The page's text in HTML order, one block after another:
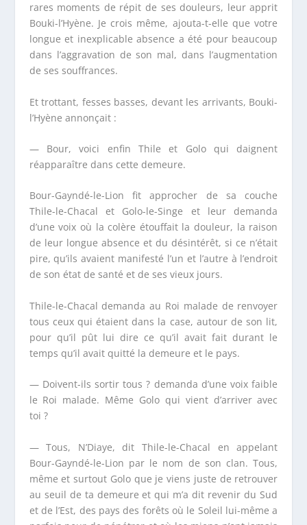
rares moments de répit de ses douleurs, leur apprit
Bouki-l’Hyène. Je crois même, ajouta-t-elle que votre
longue et inexplicable absence a été pour beaucoup
dans l’aggravation de son mal, dans l’augmentation
de ses souffrances.
Et trottant, fesses basses, devant les arrivants, Bouki-
l’Hyène annonçait :
— Bour, voici enfin Thile et Golo qui daignent
réapparaître dans cette demeure.
Bour-Gayndé-le-Lion fit approcher de sa couche
Thile-le-Chacal et Golo-le-Singe et leur demanda
d’une voix où la colère étouffait la douleur, la raison
de leur longue absence et du désintérêt, si ce n’était
pire, qu’ils avaient manifesté l’un et l’autre à l’endroit
de son état de santé et de ses vieux jours.
Thile-le-Chacal demanda au Roi malade de renvoyer
tous ceux qui étaient dans la case, autour de son lit,
pour qu’il pût lui dire ce qu’il avait fait durant le
temps qu’il avait quitté la demeure et le pays.
— Doivent-ils sortir tous ? demanda d’une voix faible
le Roi malade. Même Golo qui vient d’arriver avec
toi ?
— Tous, N’Diaye, dit Thile-le-Chacal en appelant
Bour-Gayndé-le-Lion par le nom de son clan. Tous,
même et surtout Golo que je viens juste de retrouver
au seuil de ta demeure et qui m’a dit revenir du Sud
et de l’Est, des pays des forêts où le Soleil lui-même a